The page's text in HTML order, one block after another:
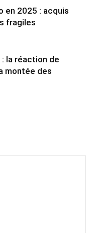
en 2025 : acquis
fragiles
la réaction de
montée des